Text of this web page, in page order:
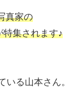
真家の
特集されます♪
いる山本さん。